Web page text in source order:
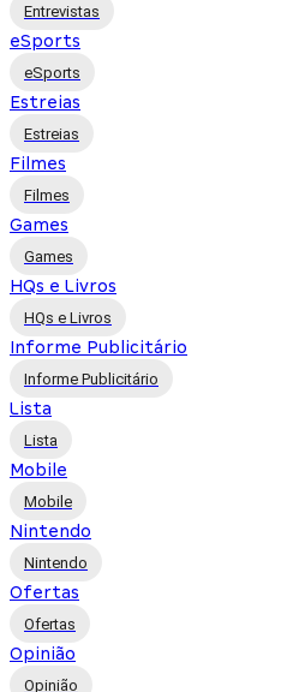
Entrevistas
eSports
eSports
Estreias
Estreias
Filmes
Filmes
Games
Games
HQs e Livros
HQs e Livros
Informe Publicitário
Informe Publicitário
Lista
Lista
Mobile
Mobile
Nintendo
Nintendo
Ofertas
Ofertas
Opinião
Opinião